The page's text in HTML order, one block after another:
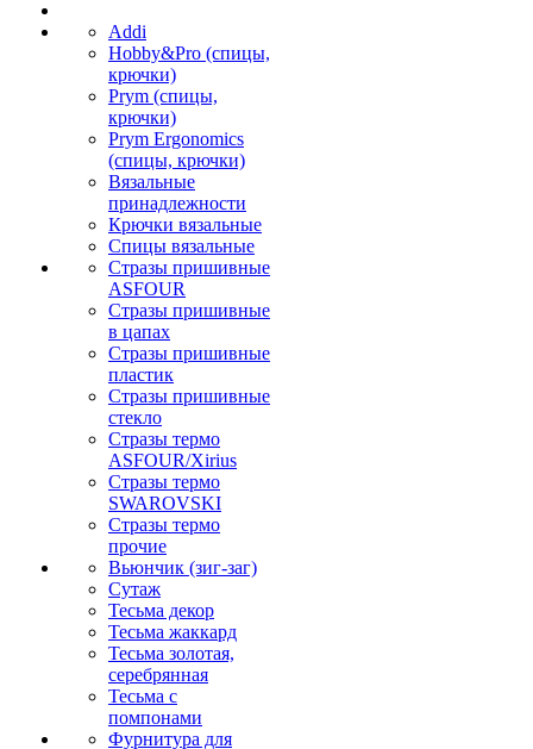
Addi
Hobby&Pro (спицы,
крючки)
Prym (спицы,
крючки)
Prym Ergonomics
(спицы, крючки)
Вязальные
принадлежности
Крючки вязальные
Спицы вязальные
Стразы пришивные
ASFOUR
Стразы пришивные
в цапах
Стразы пришивные
пластик
Стразы пришивные
стекло
Стразы термо
ASFOUR/Xirius
Стразы термо
SWAROVSKI
Стразы термо
прочие
Вьюнчик (зиг-заг)
Сутаж
Тесьма декор
Тесьма жаккард
Тесьма золотая,
серебрянная
Тесьма с
помпонами
Фурнитура для